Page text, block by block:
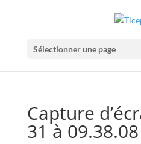
Sélectionner une page
Capture
31 à 09.38.08